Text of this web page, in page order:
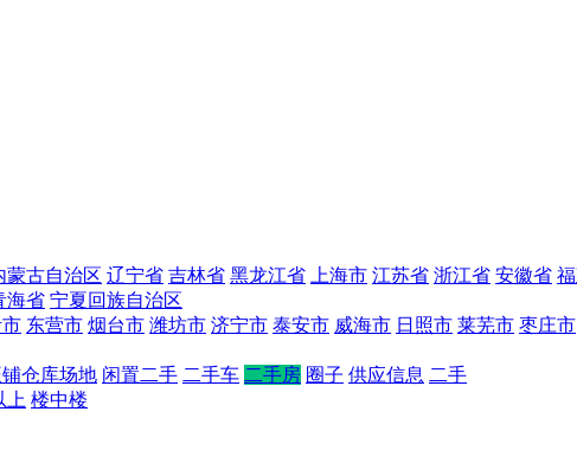
蒙古自治区 辽宁省 吉林省 黑龙江省 上海市 江苏省 浙江省 安徽省
海省 宁夏回族自治区
东营市 烟台市 潍坊市 济宁市 泰安市 威海市 日照市 莱芜市 枣庄市
铺仓库场地 闲置二手 二手车 二手房 圈子 供应信息 二手
上 楼中楼